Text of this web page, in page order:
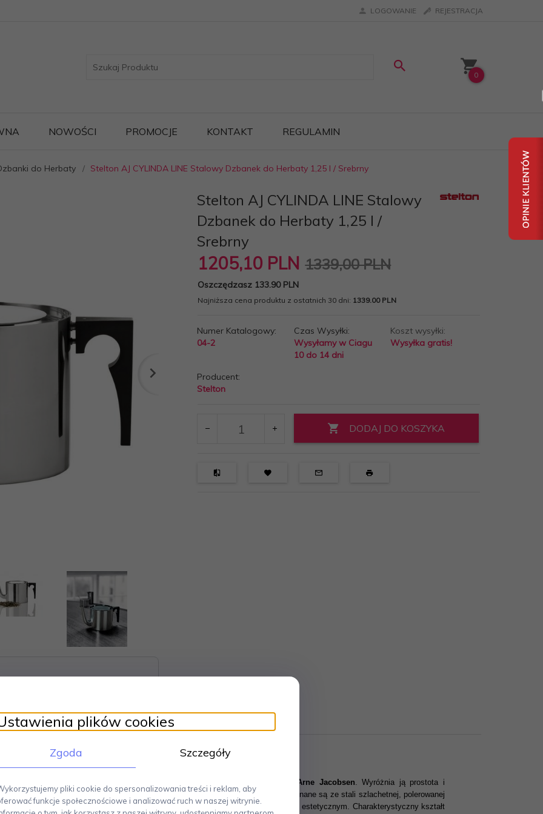
LOGOWANIE REJESTRACJA
0
NOWOŚCI PROMOCJE KONTAKT REGULAMIN
do Herbaty Stelton AJ CYLINDA LINE Stalowy Dzbanek do Herbaty 1,25 l / Srebrny
Stelton AJ CYLINDA LINE Stalowy
Dzbanek do Herbaty 1,25 l /
Srebrny
1205,10 PLN 1339,00 PLN
Oszczędzasz 133.90 PLN
Najniższa cena produktu z ostatnich 30 dni: 1339.00 PLN
Numer Katalogowy:
04-2
Czas Wysyłki:
Wysyłamy w Ciagu
10 do 14 dni
Koszt wysyłki:
Wysyłka gratis!
Producent:
Stelton
DODAJ DO KOSZYKA
kuchennych, które zaprojektował wybitny, duński projektant Arne Jacobsen. Wyróżnia ją prostota i
elegancka i funkcjonalna forma stała się ikoną designu. Wszystkie produkty wykonane są ze stali szlachetnej, polerowanej
sprawi, że picie herbaty stanie się nie tylko przyjemnością, ale także dozdaniem estetycznym. Charakterystyczny kształt
plików cookies
Zgoda Szczegóły
pliki cookie do spersonalizowania treści i reklam, aby
funkcje społecznościowe i analizować ruch w naszej witrynie.